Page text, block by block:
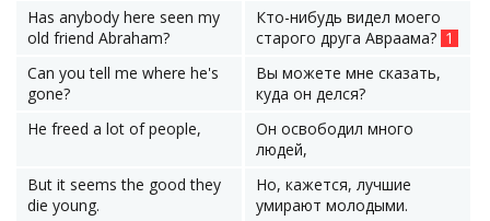
Has anybody here seen my
old friend Abraham?
Кто-нибудь видел моего
старого друга Авраама? 1
Can you tell me where he's
gone?
Вы можете мне сказать,
куда он делся?
He freed a lot of people,
Он освободил много
людей,
But it seems the good they
die young.
Но, кажется, лучшие
умирают молодыми.